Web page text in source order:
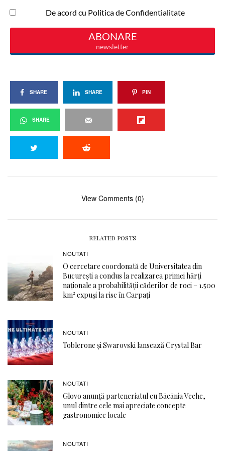
SHARE SHARE PIN
SHARE
View Comments (0)
RELATED POSTS
NOUTATI
O cercetare coordonată de Universitatea din
București a condus la realizarea primei hărți
naționale a probabilității căderilor de roci – 1.500
km² expuși la risc în Carpați
NOUTATI
Toblerone și Swarovski lansează Crystal Bar
NOUTATI
Glovo anunță parteneriatul cu Băcănia Veche,
unul dintre cele mai apreciate concepte
gastronomice locale
NOUTATI